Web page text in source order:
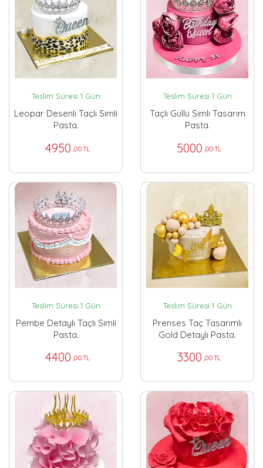
Teslim Süresi 1 Gün
Leopar Desenli Taçlı Simli
Pasta.
4950 ,00 TL
Teslim Süresi 1 Gün
Taçlı Güllü Simli Tasarım
Pasta.
5000 ,00 TL
Teslim Süresi 1 Gün
Pembe Detaylı Taçlı Simli
Pasta.
4400 ,00 TL
Teslim Süresi 1 Gün
Prenses Taç Tasarımlı
Gold Detaylı Pasta.
3300 ,00 TL